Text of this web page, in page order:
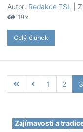
Autor: Redakce TSL
|
18x
Celý článek
1 2 3
Zajímavosti a